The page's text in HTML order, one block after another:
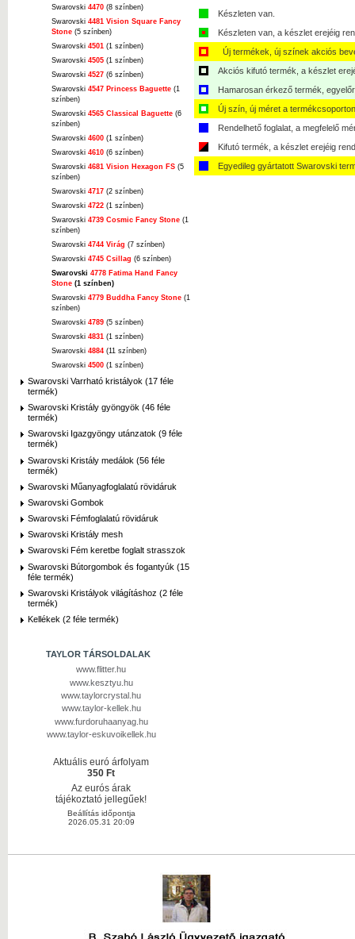
Swarovski 4470 (8 színben)
Swarovski 4481 Vision Square Fancy
Stone (5 színben)
Swarovski 4501 (1 színben)
Swarovski 4505 (1 színben)
Swarovski 4527 (6 színben)
Swarovski 4547 Princess Baguette (1
színben)
Swarovski 4565 Classical Baguette (6
színben)
Swarovski 4600 (1 színben)
Swarovski 4610 (6 színben)
Swarovski 4681 Vision Hexagon FS (5
színben)
Swarovski 4717 (2 színben)
Swarovski 4722 (1 színben)
Swarovski 4739 Cosmic Fancy Stone (1
színben)
Swarovski 4744 Virág (7 színben)
Swarovski 4745 Csillag (6 színben)
Swarovski 4778 Fatima Hand Fancy
Stone (1 színben)
Swarovski 4779 Buddha Fancy Stone (1
színben)
Swarovski 4789 (5 színben)
Swarovski 4831 (1 színben)
Swarovski 4884 (11 színben)
Swarovski 4500 (1 színben)
Swarovski Varrható kristályok (17 féle
termék)
Swarovski Kristály gyöngyök (46 féle
termék)
Swarovski Igazgyöngy utánzatok (9 féle
termék)
Swarovski Kristály medálok (56 féle
termék)
Swarovski Műanyagfoglalatú rövidáruk
Swarovski Gombok
Swarovski Fémfoglalatú rövidáruk
Swarovski Kristály mesh
Swarovski Fém keretbe foglalt strasszok
Swarovski Bútorgombok és fogantyúk (15
féle termék)
Swarovski Kristályok világításhoz (2 féle
termék)
Kellékek (2 féle termék)
TAYLOR TÁRSOLDALAK
www.flitter.hu
www.kesztyu.hu
www.taylorcrystal.hu
www.taylor-kellek.hu
www.furdoruhaanyag.hu
www.taylor-eskuvoikellek.hu
Aktuális euró árfolyam
350 Ft
Az eurós árak
tájékoztató jellegűek!
Beállítás időpontja
2026.05.31 20:09
Készleten van.
Készleten van, a készlet erejéig
Új termékek, új színek akciós
Akciós kifutó termék, a készlet
Hamarosan érkező termék,
Új szín, új méret a
Rendelhető foglalat, a megfelelő
Kifutó termék, a készlet erejéig
Egyedileg gyártatott Swarovski